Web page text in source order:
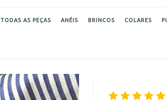
TODAS AS PEÇAS ANÉIS BRINCOS COLARES